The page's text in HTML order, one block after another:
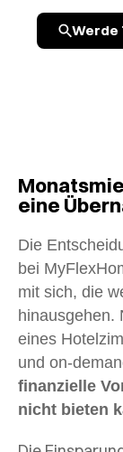
Werde
eine
Die
bei
mit sich, die
hinausgehen.
eines
und on-
finanzielle
nicht bieten